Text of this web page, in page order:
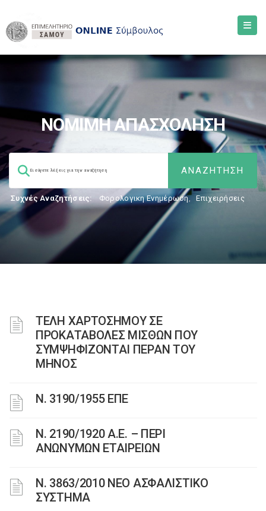
ΝΟΜΙΜΗ ΑΠΑΣΧΟΛΗΣΗ
Συχνές Αναζητήσεις: Φορολογικη Ενημέρωση, Επιχειρήσεις
ΤΕΛΗ ΧΑΡΤΟΣΗΜΟΥ ΣΕ
ΠΡΟΚΑΤΑΒΟΛΕΣ ΜΙΣΘΩΝ ΠΟΥ
ΣΥΜΨΗΦΙΖΟΝΤΑΙ ΠΕΡΑΝ ΤΟΥ
ΜΗΝΟΣ
Ν. 3190/1955 ΕΠΕ
Ν. 2190/1920 Α.Ε. – ΠΕΡΙ
ΑΝΩΝΥΜΩΝ ΕΤΑΙΡΕΙΩΝ
N. 3863/2010 ΝΕΟ ΑΣΦΑΛΙΣΤΙΚΟ
ΣΥΣΤΗΜΑ